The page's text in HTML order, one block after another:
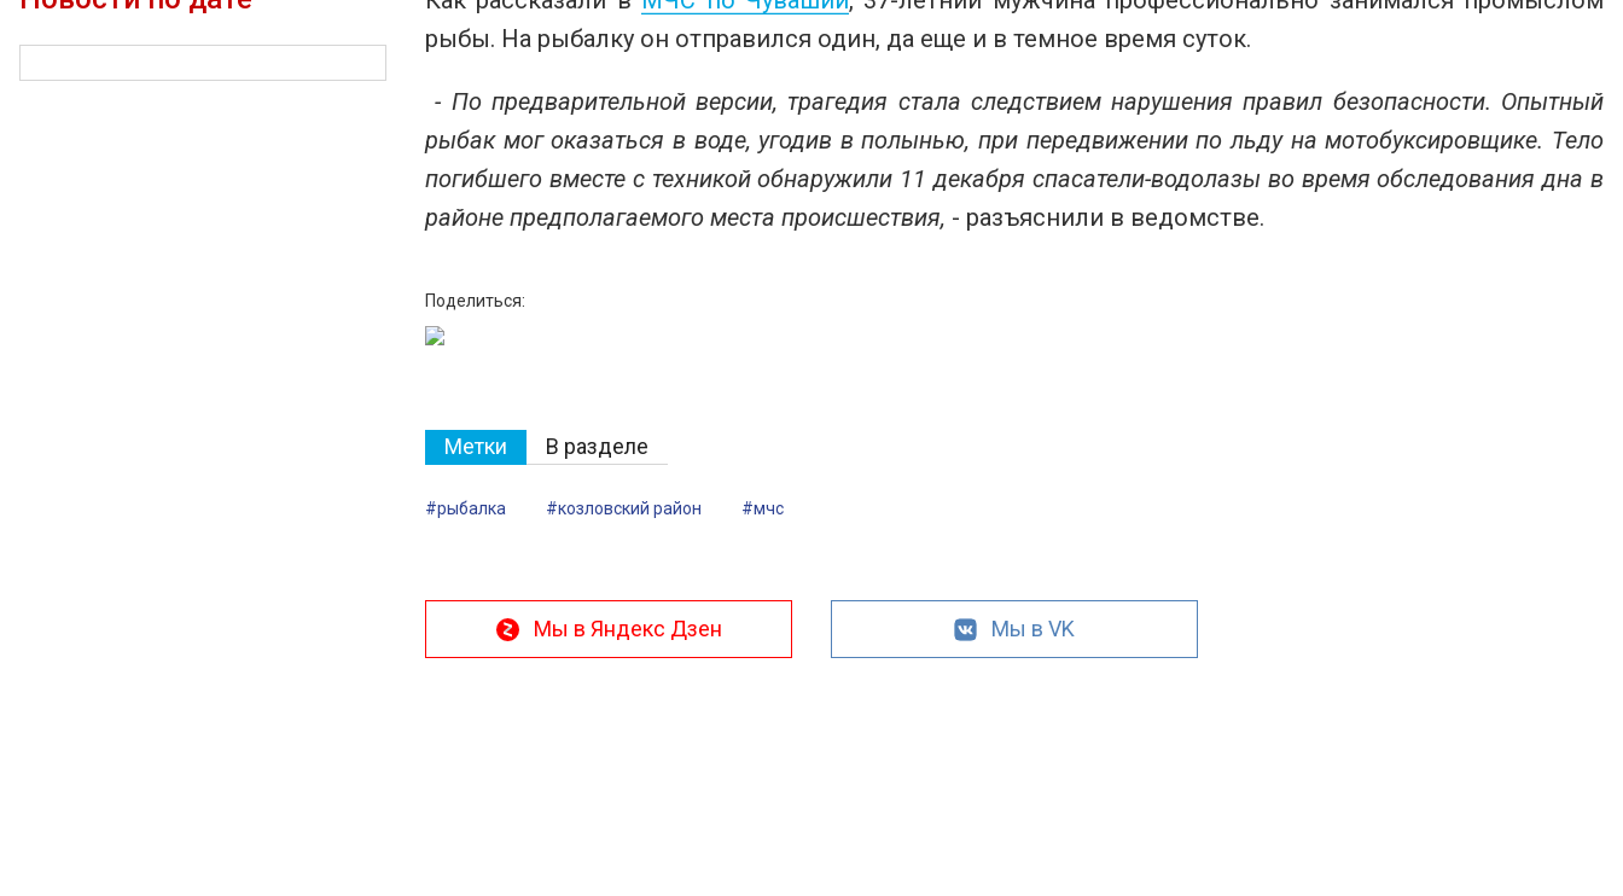
рыбы. На рыбалку он отправился один, да еще и в темное время суток.
- По предварительной версии, трагедия стала следствием нарушения правил безопасности. Опытный
рыбак мог оказаться в воде, угодив в полынью, при передвижении по льду на мотобуксировщике. Тело
погибшего вместе с техникой обнаружили 11 декабря спасатели-водолазы во время обследования дна в
районе предполагаемого места происшествия, - разъяснили в ведомстве.
Поделиться:
Метки В разделе
#рыбалка #козловский район #мчс
Мы в Яндекс Дзен Мы в VK